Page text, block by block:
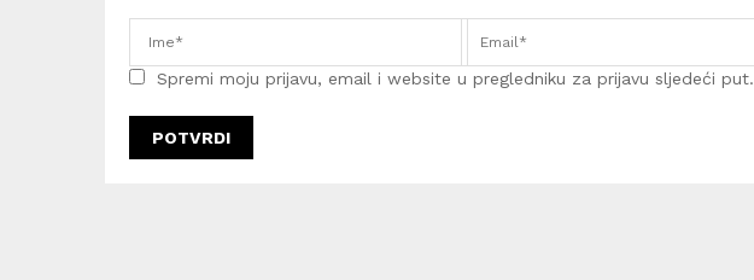
Spremi moju prijavu, email i website u pregledniku za prijavu sljedeći put.